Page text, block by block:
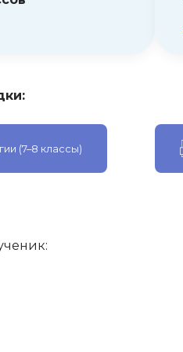
(7–8 классы)